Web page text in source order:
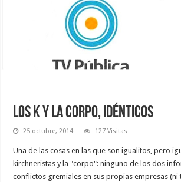
LOS K Y LA CORPO, IDÉNTICOS
25 octubre, 2014 127 Visitas
Una de las cosas en las que son igualitos, pero
kirchneristas y la "corpo": ninguno de los dos
conflictos gremiales en sus propias empresas (ni